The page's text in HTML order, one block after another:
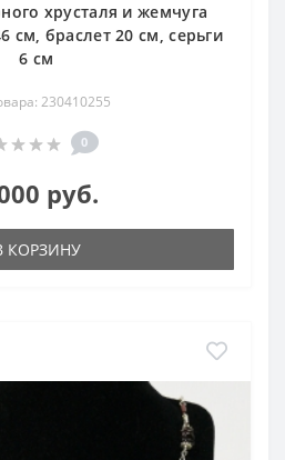
хрусталя и жемчуга
см, браслет 20 см, серьги
6 см
230410255
0
руб.
КОРЗИНУ